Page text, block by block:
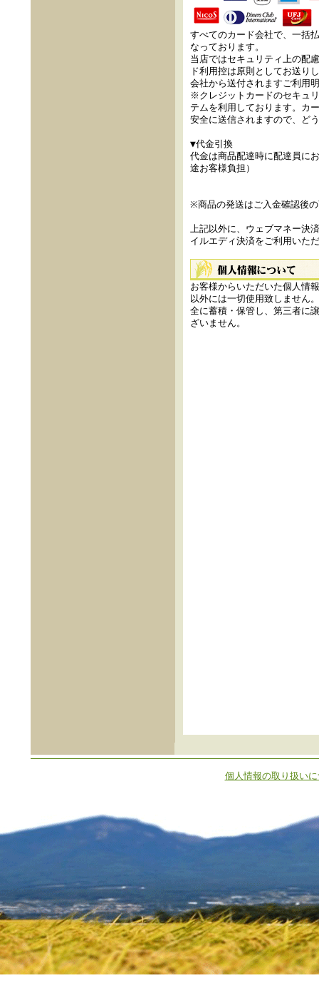
すべてのカード会社で、一括
なっております。
当店ではセキュリティ上の配
ド利用控は原則としてお送り
会社から送付されますご利用
※クレジットカードのセキュ
テムを利用しております。カ
安全に送信されますので、ど
▼代金引換
代金は商品配達時に配達員に
途お客様負担）
※商品の発送はご入金確認後
上記以外に、ウェブマネー決
イルエディ決済をご利用いた
お客様からいただいた個人情
以外には一切使用致しません
全に蓄積・保管し、第三者に
ざいません。
個人情報の取り扱い